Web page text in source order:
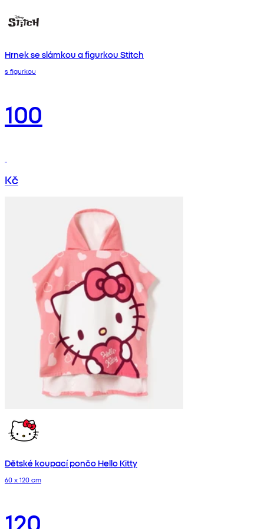
Hrnek se slámkou a figurkou Stitch
s figurkou
100
Kč
Dětské koupací pončo Hello Kitty
60 x 120 cm
120